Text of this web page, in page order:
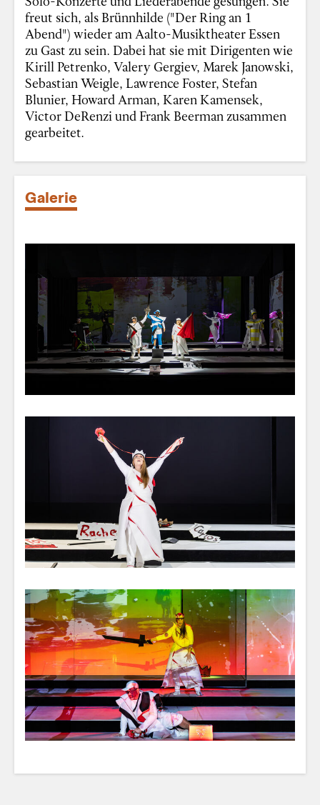
freut sich, als Brünnhilde ("Der Ring an 1
Abend") wieder am Aalto-Musiktheater Essen
zu Gast zu sein. Dabei hat sie mit Dirigenten wie
Kirill Petrenko, Valery Gergiev, Marek Janowski,
Sebastian Weigle, Lawrence Foster, Stefan
Blunier, Howard Arman, Karen Kamensek,
Victor DeRenzi und Frank Beerman zusammen
gearbeitet.
Galerie